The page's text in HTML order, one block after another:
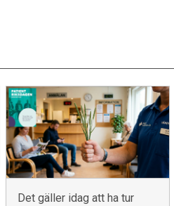
Det gäller idag att ha tur